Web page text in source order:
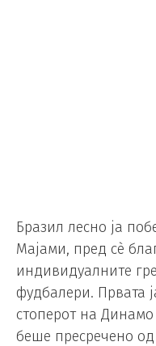
Бразил лесно ја
Мајами, пред сè
индивидуалните
фудбалери. Првата
стоперот на
беше пресречено